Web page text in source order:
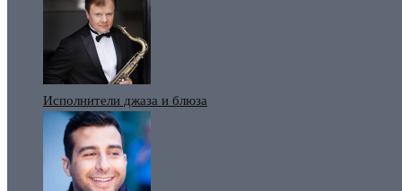
Исполнители джаза и блюза